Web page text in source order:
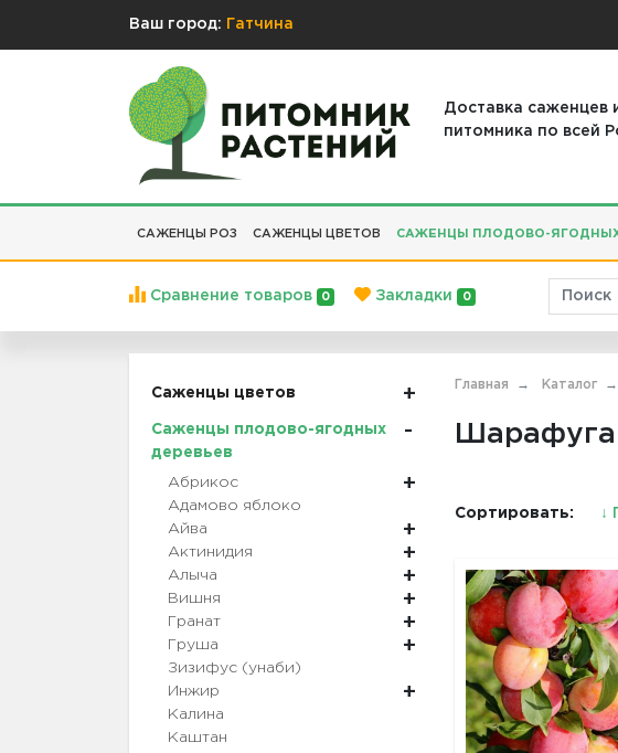
Ваш город: Гатчина
Доставка саженцев
питомника по всей
САЖЕНЦЫ РОЗ САЖЕНЦЫ ЦВЕТОВ САЖЕНЦЫ ПЛОДОВО-ЯГОДНЫХ
Сравнение товаров 0 Закладки 0
Саженцы цветов
Саженцы плодово-ягодных
деревьев
Абрикос
Адамово яблоко
Айва
Актинидия
Алыча
Вишня
Гранат
Груша
Зизифус (унаби)
Инжир
Калина
Каштан
Главная Каталог
Шарафуга
Сортировать: ↓